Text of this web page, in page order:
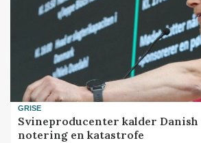
GRISE
Svineproducenter kalder Danish
notering en katastrofe